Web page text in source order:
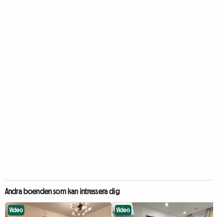
Andra boenden som kan intressera dig
Video Video